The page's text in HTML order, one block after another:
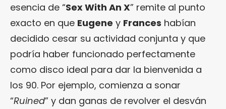
esencia de “Sex With An X” remite al punto
exacto en que Eugene y Frances habían
decidido cesar su actividad conjunta y que
podría haber funcionado perfectamente
como disco ideal para dar la bienvenida a
los 90. Por ejemplo, comienza a sonar
“Ruined” y dan ganas de revolver el desván